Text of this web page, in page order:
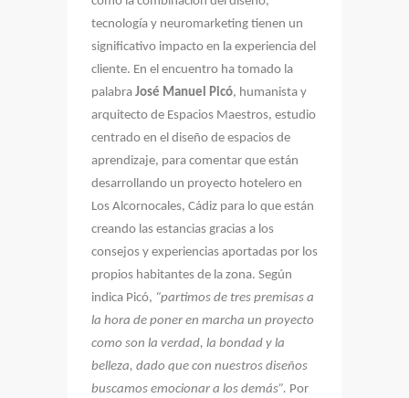
tecnología y neuromarketing tienen un
significativo impacto en la experiencia del
cliente. En el encuentro ha tomado la
palabra José Manuel Picó, humanista y
arquitecto de Espacios Maestros, estudio
centrado en el diseño de espacios de
aprendizaje, para comentar que están
desarrollando un proyecto hotelero en
Los Alcornocales, Cádiz para lo que están
creando las estancias gracias a los
consejos y experiencias aportadas por los
propios habitantes de la zona. Según
indica Picó, “partimos de tres premisas a
la hora de poner en marcha un proyecto
como son la verdad, la bondad y la
belleza, dado que con nuestros diseños
buscamos emocionar a los demás”. Por